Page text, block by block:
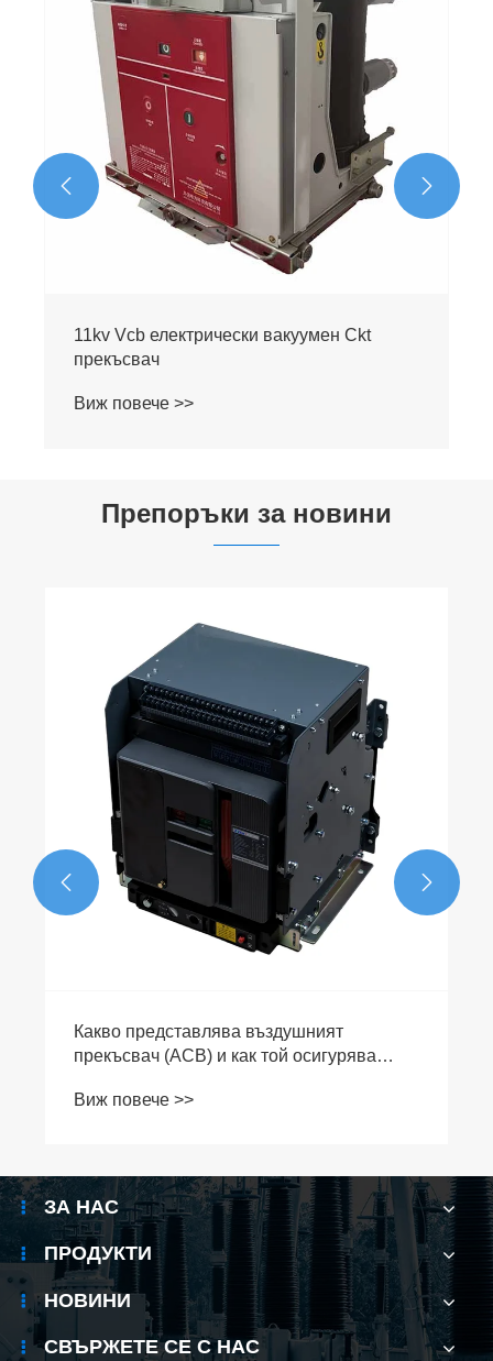
Виж повече >>
 
Препоръки за новини
Какви рискове ще ви помогнат да
избегнете ограничителите на
пренапрежение?
Виж повече >>
 
ЗА НАС
ПРОДУКТИ
НОВИНИ
СВЪРЖЕТЕ СЕ С НАС